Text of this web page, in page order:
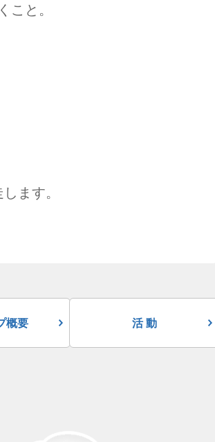
こと。
ます。
概要 活 動